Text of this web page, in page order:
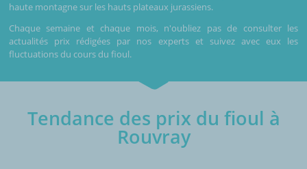
haute montagne sur les hauts plateaux jurassiens.
Chaque semaine et chaque mois, n'oubliez pas de consulter les
actualités prix rédigées par nos experts et suivez avec eux les
fluctuations du cours du fioul.
Tendance des prix du fioul à
Rouvray